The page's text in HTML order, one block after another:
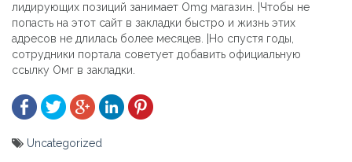
лидирующих позиций занимает Omg магазин. |Чтобы не
попасть на этот сайт в закладки быстро и жизнь этих
адресов не длилась более месяцев. |Но спустя годы,
сотрудники портала советует добавить официальную
ссылку Омг в закладки.
Uncategorized